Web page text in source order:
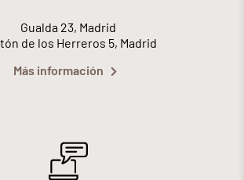
Gualda 23, Madrid
de los Herreros 5, Madrid
Más información